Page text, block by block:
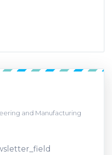
and Manufacturing